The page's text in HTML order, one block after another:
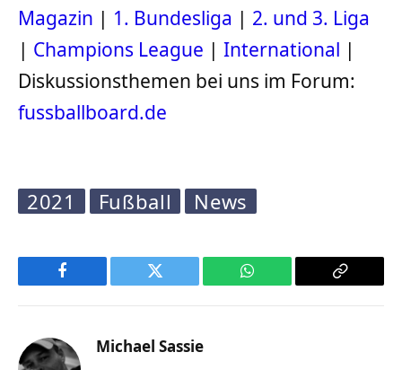
Magazin | 1. Bundesliga | 2. und 3. Liga
| Champions League | International |
Diskussionsthemen bei uns im Forum:
fussballboard.de
2021 Fußball News
Facebook Twitter WhatsApp
Copy
Michael Sassie